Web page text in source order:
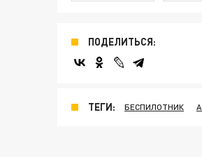
ПОДЕЛИТЬСЯ:
ТЕГИ: БЕСПИЛОТНИК